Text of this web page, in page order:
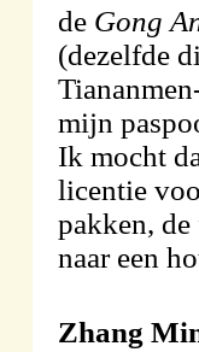
de Gong
(dezelfde
mijn
Ik mocht
licentie
pakken,
naar een
Zhang